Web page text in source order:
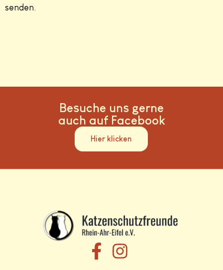
senden.
Besuche uns gerne
auch auf Facebook
Hier klicken